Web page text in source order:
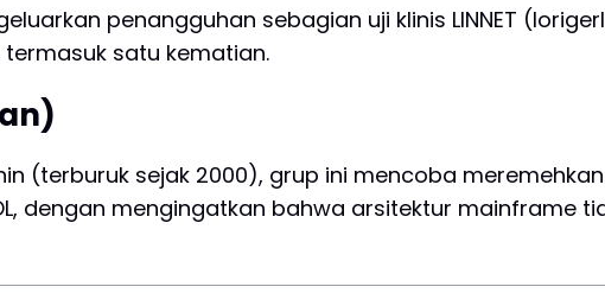
penangguhan sebagian uji klinis LINNET
satu kematian.
(terburuk sejak 2000), grup ini mencoba
dengan mengingatkan bahwa arsitektur mainframe